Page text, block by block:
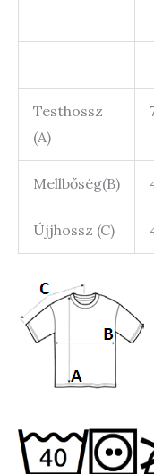
Testhossz
(A)
Mellbőség(B)
Újjhossz (C)